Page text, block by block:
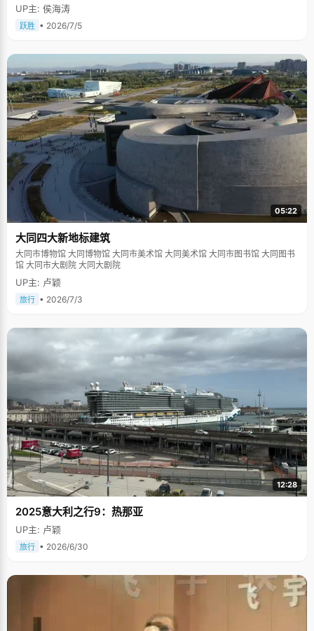
UP主: 侯海涛
跃胜 • 2026/7/5
05:22
大同四大新地标建筑
大同市博物馆 大同博物馆 大同市美术馆 大同美术馆 大同市图书馆 大同图书
馆 大同市大剧院 大同大剧院
UP主: 卢颖
旅行 • 2026/7/3
12:28
2025意大利之行9：热那亚
UP主: 卢颖
旅行 • 2026/6/30